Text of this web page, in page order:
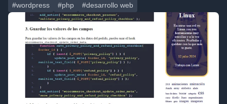
#wordpress #php #desarrollo web